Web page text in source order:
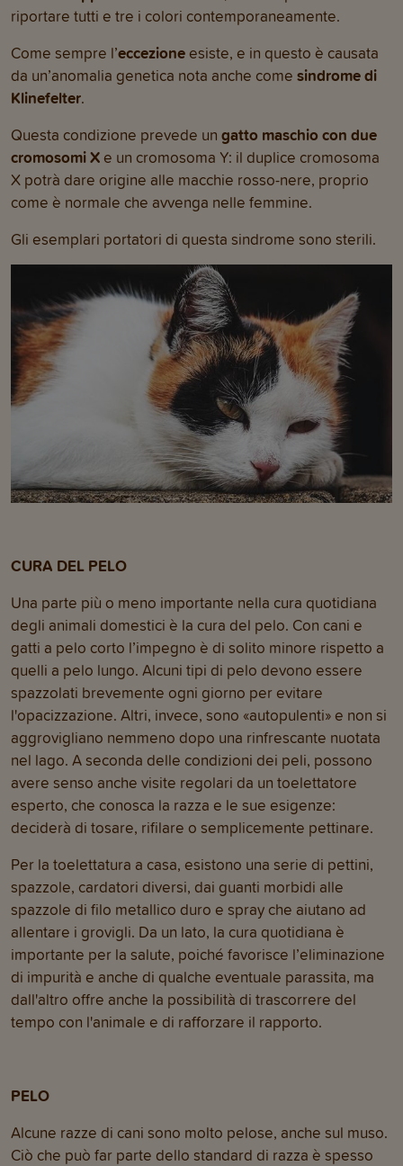
riportare tutti e tre i colori contemporaneamente.
Come sempre l’eccezione esiste, e in questo è causata
da un’anomalia genetica nota anche come sindrome di
Klinefelter.
Questa condizione prevede un gatto maschio con due
cromosomi X e un cromosoma Y: il duplice cromosoma
X potrà dare origine alle macchie rosso-nere, proprio
come è normale che avvenga nelle femmine.
Gli esemplari portatori di questa sindrome sono sterili.
CURA DEL PELO
Una parte più o meno importante nella cura quotidiana
degli animali domestici è la cura del pelo. Con cani e
gatti a pelo corto l’impegno è di solito minore rispetto a
quelli a pelo lungo. Alcuni tipi di pelo devono essere
spazzolati brevemente ogni giorno per evitare
l'opacizzazione. Altri, invece, sono «autopulenti» e non si
aggrovigliano nemmeno dopo una rinfrescante nuotata
nel lago. A seconda delle condizioni dei peli, possono
avere senso anche visite regolari da un toelettatore
esperto, che conosca la razza e le sue esigenze:
deciderà di tosare, rifilare o semplicemente pettinare.
Per la toelettatura a casa, esistono una serie di pettini,
spazzole, cardatori diversi, dai guanti morbidi alle
spazzole di filo metallico duro e spray che aiutano ad
allentare i grovigli. Da un lato, la cura quotidiana è
importante per la salute, poiché favorisce l’eliminazione
di impurità e anche di qualche eventuale parassita, ma
dall'altro offre anche la possibilità di trascorrere del
tempo con l'animale e di rafforzare il rapporto.
PELO
Alcune razze di cani sono molto pelose, anche sul muso.
Ciò che può far parte dello standard di razza è spesso